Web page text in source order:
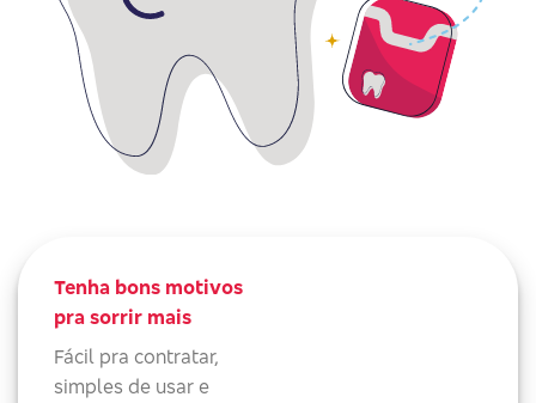
Tenha bons motivos
pra sorrir mais
Fácil pra contratar,
simples de usar e